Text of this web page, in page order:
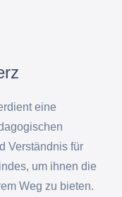
eine
Verständnis für
um ihnen die
Weg zu bieten.